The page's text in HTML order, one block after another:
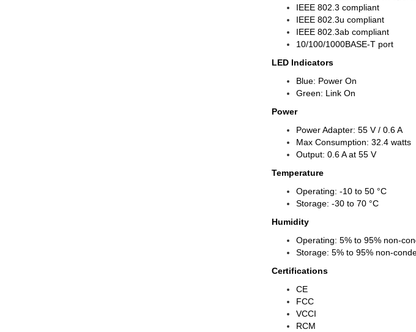
IEEE 802.3 compliant
IEEE 802.3u compliant
IEEE 802.3ab compliant
10/100/1000BASE-T port
LED Indicators
Blue: Power On
Green: Link On
Power
Power Adapter: 55 V / 0.6 A
Max Consumption: 32.4 watts
Output: 0.6 A at 55 V
Temperature
Operating: -10 to 50 °C
Storage: -30 to 70 °C
Humidity
Operating: 5% to 95% non-
Storage: 5% to 95% non-
Certifications
CE
FCC
VCCI
RCM